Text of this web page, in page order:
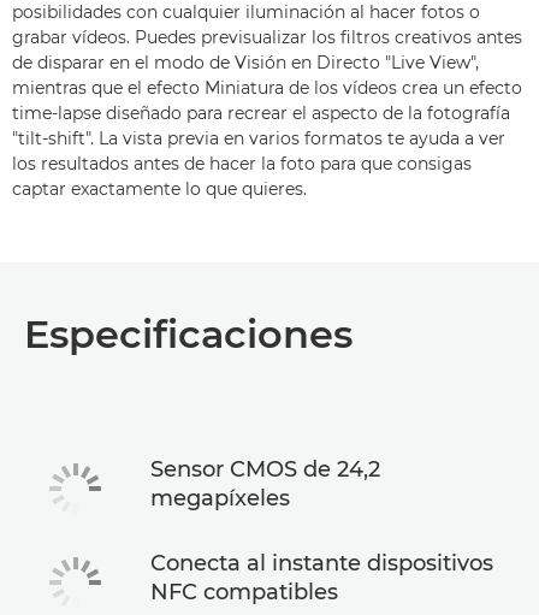
posibilidades con cualquier iluminación al hacer fotos o
grabar vídeos. Puedes previsualizar los filtros creativos antes
de disparar en el modo de Visión en Directo "Live View",
mientras que el efecto Miniatura de los vídeos crea un efecto
time-lapse diseñado para recrear el aspecto de la fotografía
"tilt-shift". La vista previa en varios formatos te ayuda a ver
los resultados antes de hacer la foto para que consigas
captar exactamente lo que quieres.
Especificaciones
Sensor CMOS de 24,2
megapíxeles
Conecta al instante dispositivos
NFC compatibles